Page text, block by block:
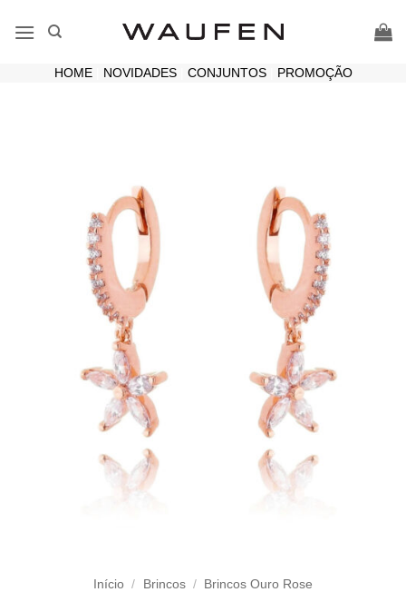
HOME| NOVIDADES| CONJUNTOS| PROMOÇÃO
Início / Brincos / Brincos Ouro Rose